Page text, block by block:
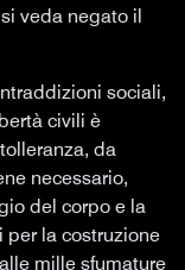
veda negato il
sociali,
civili è
da
necessario,
del corpo e la
per la costruzione
mille sfumature